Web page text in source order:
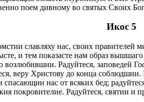
поем дивному во святых Своих
Икос 5
славляху нас, своих
и тем показасте нам образ
Радуйтеся, заповедей
веру Христову до конца
нас от всяких бед;
покровителие. Радуйтеся, святии и